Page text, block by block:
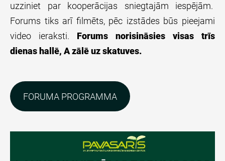
uzziniet par kooperācijas sniegtajām iespējām.
Forums tiks arī filmēts, pēc izstādes būs pieejami
video ieraksti. Forums norisināsies visas trīs
dienas hallē, A zālē uz skatuves.
​FORUMA PROGRAMMA​